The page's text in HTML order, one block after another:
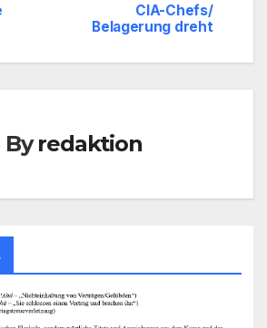
CIA-Chefs/
Belagerung dreht
Byredaktion